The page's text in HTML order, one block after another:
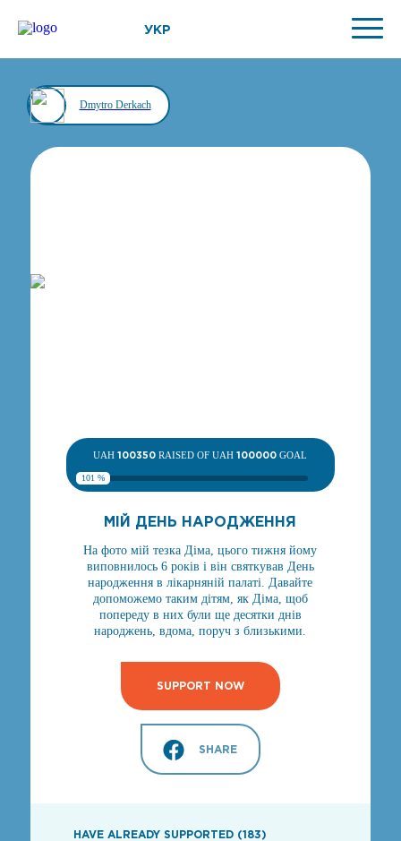
УКР
Dmytro Derkach
UAH100350 RAISED OF UAH100000 GOAL
101 %
МІЙ ДЕНЬ НАРОДЖЕННЯ
На фото мій тезка Діма, цього тижня йому
виповнилось 6 років і він святкував День
народження в лікарняній палаті. Давайте
допоможемо таким дітям, як Діма, щоб
попереду в них були ще десятки днів
народжень, вдома, поруч з близькими.
SUPPORT NOW
SHARE
HAVE ALREADY SUPPORTED (183)